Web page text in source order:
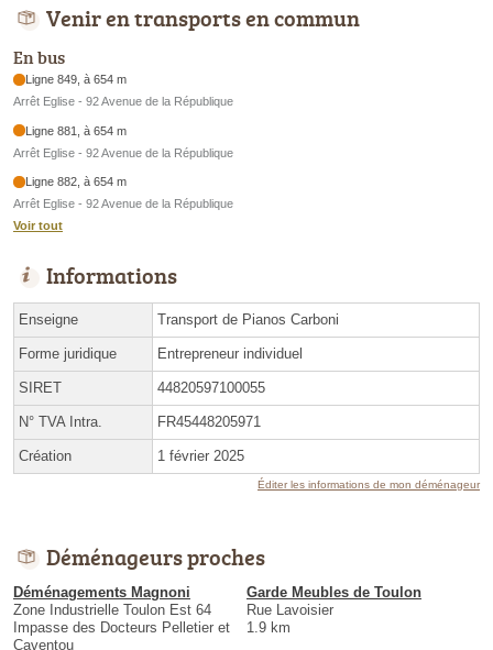
Venir en transports en commun
En bus
Ligne 849, à 654 m
Arrêt Eglise - 92 Avenue de la République
Ligne 881, à 654 m
Arrêt Eglise - 92 Avenue de la République
Ligne 882, à 654 m
Arrêt Eglise - 92 Avenue de la République
Voir tout
Informations
Enseigne Transport de Pianos Carboni
Forme juridique Entrepreneur individuel
SIRET 44820597100055
N° TVA Intra. FR45448205971
Création 1 février 2025
Éditer les informations de mon déménageur
Déménageurs proches
Déménagements Magnoni
Zone Industrielle Toulon Est 64
Impasse des Docteurs Pelletier et
Caventou
Garde Meubles de Toulon
Rue Lavoisier
1.9 km